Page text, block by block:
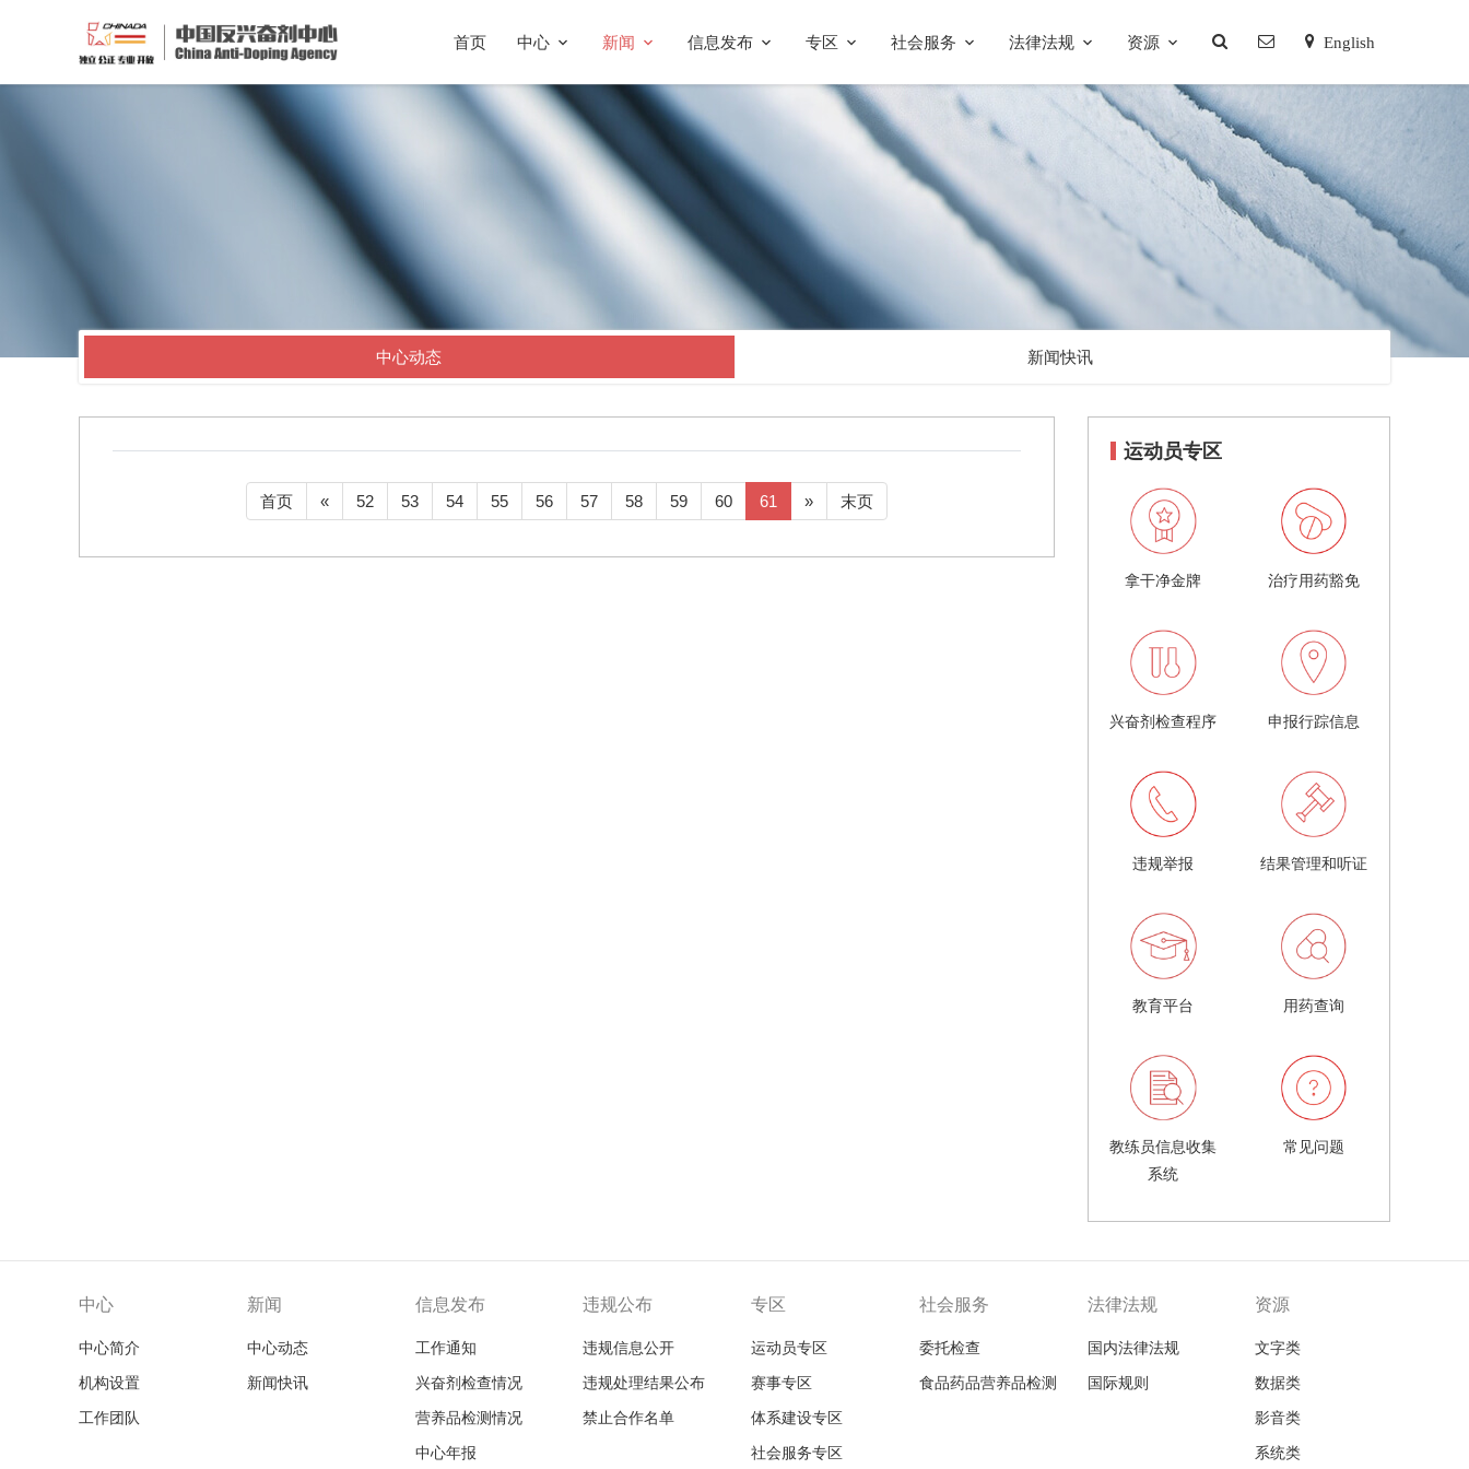
首页 中心 新闻 信息发布 专区 社会服务 法律法规 资源 English
中心动态 新闻快讯
首页 « 52 53 54 55 56 57 58 59 60 61 » 末页
运动员专区
拿干净金牌 治疗用药豁免
兴奋剂检查程序 申报行踪信息
违规举报 结果管理和听证
教育平台 用药查询
教练员信息收集
系统
常见问题
中心
中心简介
机构设置
工作团队
新闻
中心动态
新闻快讯
信息发布
工作通知
兴奋剂检查情况
营养品检测情况
中心年报
违规公布
违规信息公开
违规处理结果公布
禁止合作名单
专区
运动员专区
赛事专区
体系建设专区
社会服务专区
社会服务
委托检查
食品药品营养品检测
法律法规
国内法律法规
国际规则
资源
文字类
数据类
影音类
系统类